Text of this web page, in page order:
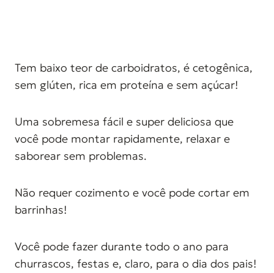
Tem baixo teor de carboidratos, é cetogênica,
sem glúten, rica em proteína e sem açúcar!
Uma sobremesa fácil e super deliciosa que
você pode montar rapidamente, relaxar e
saborear sem problemas.
Não requer cozimento e você pode cortar em
barrinhas!
Você pode fazer durante todo o ano para
churrascos, festas e, claro, para o dia dos pais!